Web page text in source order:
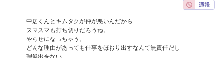
中居くんとキムタクが仲が悪いんだから
スマスマも打ち切りだろうね。
やらせになっちゃう。
どんな理由があっても仕事をほおり出すなんて無責任だし
理解出来ない。